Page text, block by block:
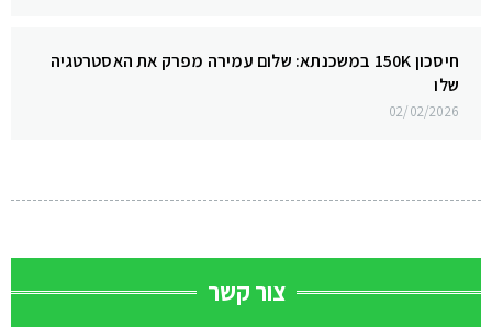
חיסכון 150K במשכנתא: שלום עמירה מפרק את האסטרטגיה
שלו
02/02/2026
צור קשר